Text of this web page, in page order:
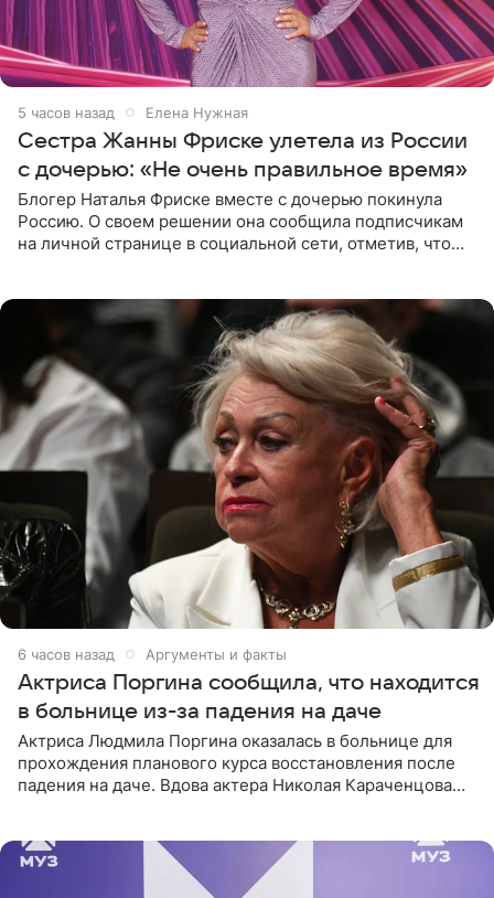
5 часов назад Елена Нужная
Сестра Жанны Фриске улетела из России
с дочерью: «Не очень правильное время»
Блогер Наталья Фриске вместе с дочерью покинула
Россию. О своем решении она сообщила подписчикам
на личной странице в социальной сети, отметив, что
6 часов назад Аргументы и факты
Актриса Поргина сообщила, что находится
в больнице из-за падения на даче
Актриса Людмила Поргина оказалась в больнице для
прохождения планового курса восстановления после
падения на даче. Вдова актера Николая Караченцова